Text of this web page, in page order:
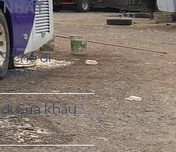
NHẤT
chỗ đi
Cửa khẩu